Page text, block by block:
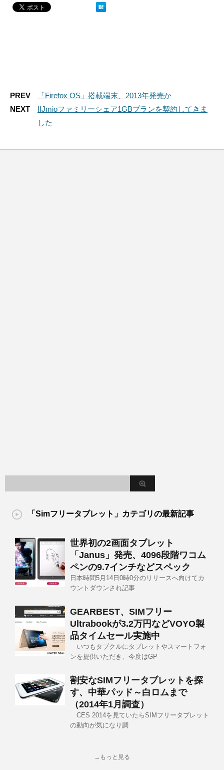
PREV
「Firefox OS」搭載端末、2013年発売か
NEXT
IIJmioファミリーシェア1GBプランを契約してきま
した
「Simフリータブレット」カテゴリの最新記事
世界初の2画面タブレット
「Janus」発売、4096段階ワコム
ペンの9.7インチなどスペック
日本時間5月14日0時0分のリリースへ向けてカ
ウントダウンされ記事
GEARBEST、SIMフリー
Ultrabookが3.2万円などVOYO製
品タイムセール実施中
いつもタブクルにタブレットやスマートフォ
ンを提供いただき、今度はGP
割安なSIMフリータブレットを探
す、中華パッド～白ロムまで
（2014年1月調査）
CES 2014を見ていたらSIMフリータブレット
の動向が気になり調
→もっと見る